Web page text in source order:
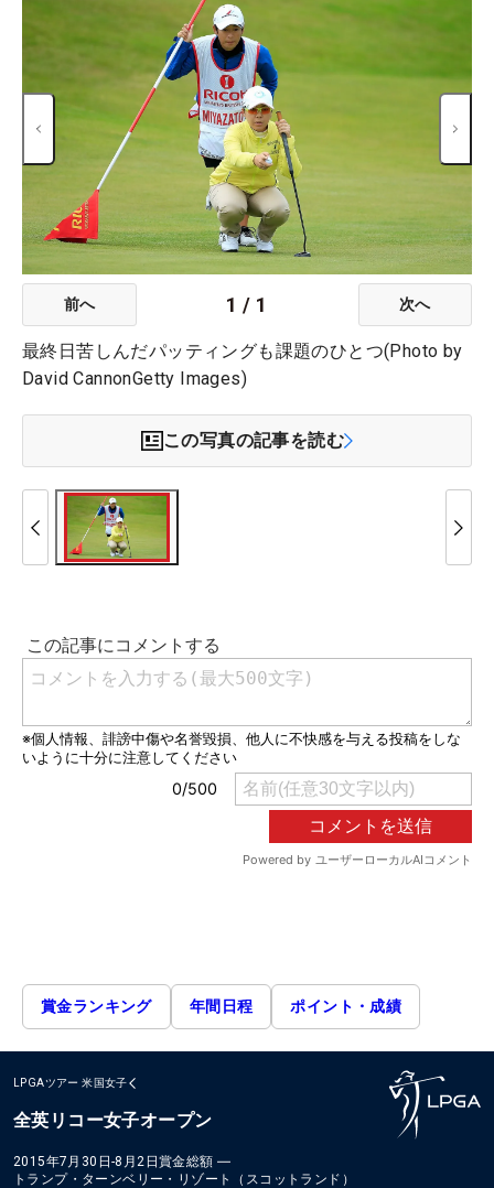
前へ 1 / 1 次へ
最終日苦しんだパッティングも課題のひとつ(Photo by
David CannonGetty Images)
この写真の記事を読む
賞金ランキング 年間日程 ポイント・成績
LPGAツアー 米国女子
全英リコー女子オープン
2015年7月30日-8月2日賞金総額 ―
トランプ・ターンベリー・リゾート（スコットランド）